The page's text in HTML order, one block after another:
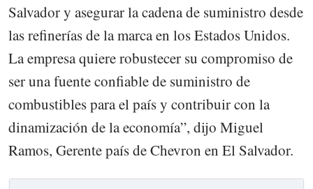
Salvador y asegurar la cadena de suministro desde
las refinerías de la marca en los Estados Unidos.
La empresa quiere robustecer su compromiso de
ser una fuente confiable de suministro de
combustibles para el país y contribuir con la
dinamización de la economía”, dijo Miguel
Ramos, Gerente país de Chevron en El Salvador.